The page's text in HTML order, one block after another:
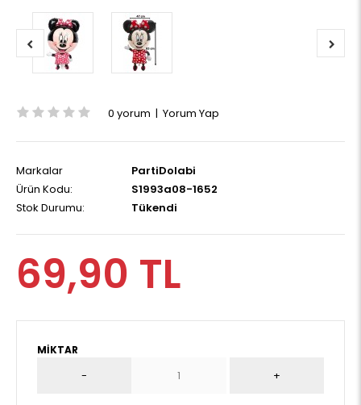
0 yorum | Yorum Yap
Markalar
PartiDolabi
Ürün Kodu:
S1993a08-1652
Stok Durumu:
Tükendi
69,90 TL
MIKTAR